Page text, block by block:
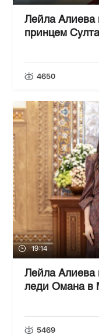
Лейла Алиева
принцем
4650
19:14
Лейла Алиева
леди Омана в
5469